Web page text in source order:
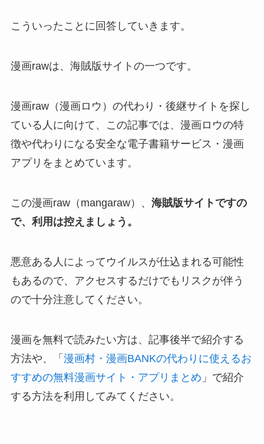
こういったことに回答していきます。
漫画rawは、海賊版サイトの一つです。
漫画raw（漫画ロウ）の代わり・後継サイトを探し
ている人に向けて、この記事では、漫画ロウの特
徴や代わりになる安全な電子書籍サービス・漫画
アプリをまとめています。
この漫画raw（mangaraw）、 海賊版サイトですの
で、利用は控えましょう。
悪意ある人によってウイルスが仕込まれる可能性
もあるので、アクセスするだけでもリスクが伴う
ので十分注意してください。
漫画を無料で読みたい方は、記事後半で紹介する
方法や、「 漫画村・漫画BANKの代わりに使えるお
すすめの無料漫画サイト・アプリまとめ 」で紹介
する方法を利用してみてください。